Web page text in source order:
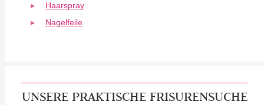
Haarspray
Nagelfeile
UNSERE PRAKTISCHE FRISURENSUCHE